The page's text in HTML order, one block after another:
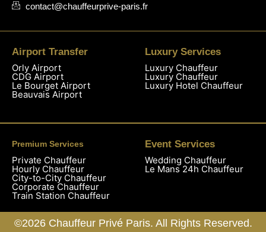
contact@chauffeurprive-paris.fr
Airport Transfer
Orly Airport
CDG Airport
Le Bourget Airport
Beauvais Airport
Luxury Services
Luxury Chauffeur
Luxury Chauffeur
Luxury Hotel Chauffeur
Premium Services
Private Chauffeur
Hourly Chauffeur
City-to-City Chauffeur
Corporate Chauffeur
Train Station Chauffeur
Event Services
Wedding Chauffeur
Le Mans 24h Chauffeur
©2026 Chauffeur Privé Paris. All Rights Reserved.